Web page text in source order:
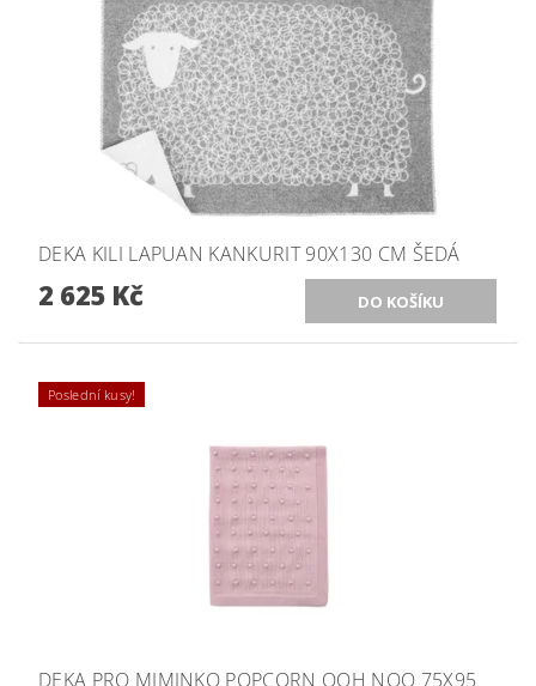
DEKA KILI LAPUAN KANKURIT 90X130 CM ŠEDÁ
2 625 Kč
Poslední kusy!
DEKA PRO MIMINKO POPCORN OOH NOO 75X95